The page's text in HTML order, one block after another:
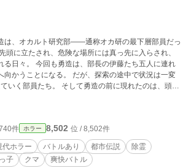
は、オカルト研究部――通称オカ研の最下層部員だっ
伊藤たち五人に連れ
。 だが、探索の途中で状況は一変
異形の怪物と化した伊藤だった。 逃げ場のな
が見つけたのは、色褪せたボロボロのクマのパペッ
縷の望みをかけて手にはめた瞬
げるだけだっ
異なんてぶちのめせばいい
りホラー。 のちに「怪異殴り代行」と呼ばれる物
件 ホラー 8,502 位 / 8,502件
代ホラー バトルあり 都市伝説
除霊
子 クマ 爽快バトル